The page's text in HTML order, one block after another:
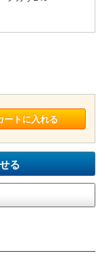
ートに入れる
る